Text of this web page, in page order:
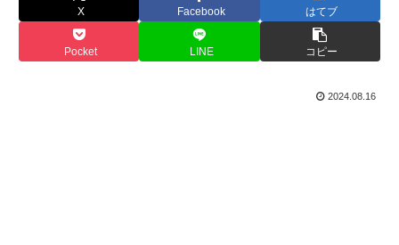
X Facebook はてブ
Pocket LINE コピー
2024.08.16